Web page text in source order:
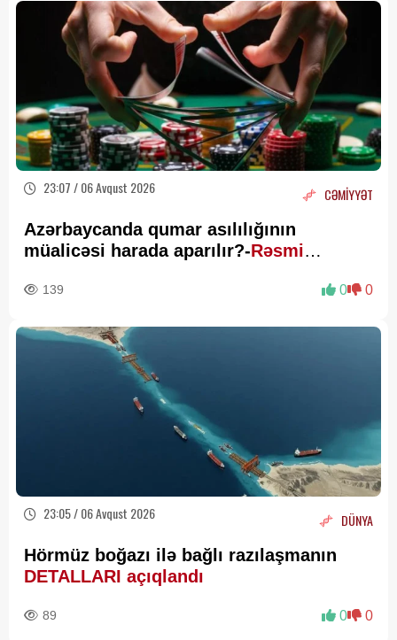
23:07 / 06 Avqust 2026 CƏMİYYƏT
Azərbaycanda qumar asılılığının
müalicəsi harada aparılır?-Rəsmi
139 0 0
23:05 / 06 Avqust 2026 DÜNYA
Hörmüz boğazı ilə bağlı razılaşmanın
DETALLARI açıqlandı
89 0 0